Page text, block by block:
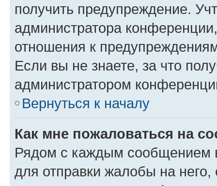
получить предупреждение.
администратора
отношения к
Если вы не знаете, за что
администратором
Вернуться к началу
Как мне пожаловаться на
Рядом с каждым сообщением
для отправки жалобы на